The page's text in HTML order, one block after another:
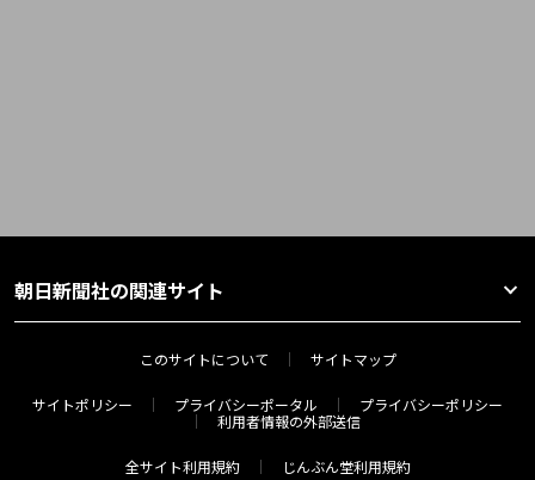
朝日新聞社の関連サイト
このサイトについて サイトマップ
サイトポリシー プライバシーポータル
プライバシーポリシー
利用者情報の外部送信
全サイト利用規約 じんぶん堂利用規約